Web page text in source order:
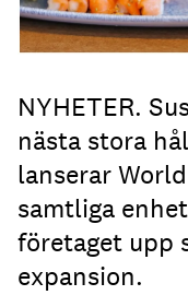
NYHETER.
nästa stora
lanserar
samtliga
företaget upp
expansion.